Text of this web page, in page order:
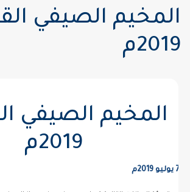
المخيم الصيفي
2019م
المخيم الصيفي
2019م